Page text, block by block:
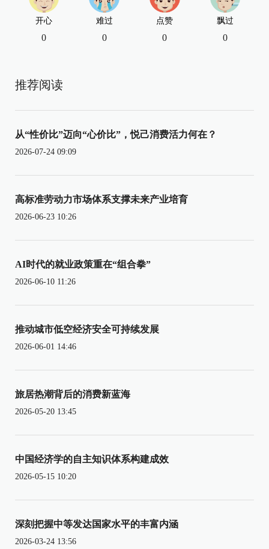
开心
0
难过
0
点赞
0
飘过
0
推荐阅读
从“性价比”迈向“心价比”，悦己消费活力何在？
2026-07-24 09:09
高标准劳动力市场体系支撑未来产业培育
2026-06-23 10:26
AI时代的就业政策重在“组合拳”
2026-06-10 11:26
推动城市低空经济安全可持续发展
2026-06-01 14:46
旅居热潮背后的消费新蓝海
2026-05-20 13:45
中国经济学的自主知识体系构建成效
2026-05-15 10:20
深刻把握中等发达国家水平的丰富内涵
2026-03-24 13:56